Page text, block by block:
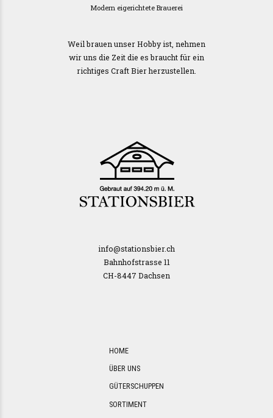
Modern eigerichtete Brauerei
Weil brauen unser Hobby ist, nehmen
wir uns die Zeit die es braucht für ein
richtiges Craft Bier herzustellen.
info@stationsbier.ch
Bahnhofstrasse 11
CH-8447 Dachsen
HOME
ÜBER UNS
GÜTERSCHUPPEN
SORTIMENT